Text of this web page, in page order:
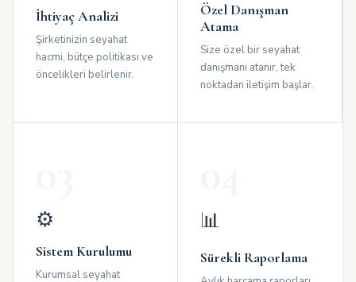
İhtiyaç Analizi
Şirketinizin seyahat
hacmi, bütçe politikası ve
öncelikleri belirlenir.
Özel Danışman
Atama
Size özel bir seyahat
danışmanı atanır, tek
noktadan iletişim başlar.
⚙️
Sistem Kurulumu
Kurumsal seyahat
📊
Sürekli Raporlama